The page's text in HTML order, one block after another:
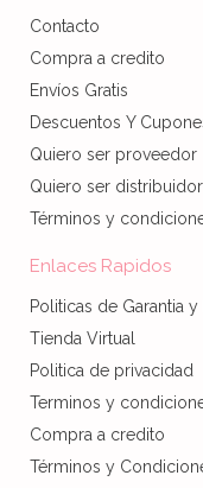
Contacto
Compra a credito
Envíos Gratis
Descuentos Y
Quiero ser proveedor
Quiero ser distribuidor
Términos y
Enlaces Rapidos
Politicas de Garantia
Tienda Virtual
Politica de privacidad
Terminos y
Compra a credito
Términos y